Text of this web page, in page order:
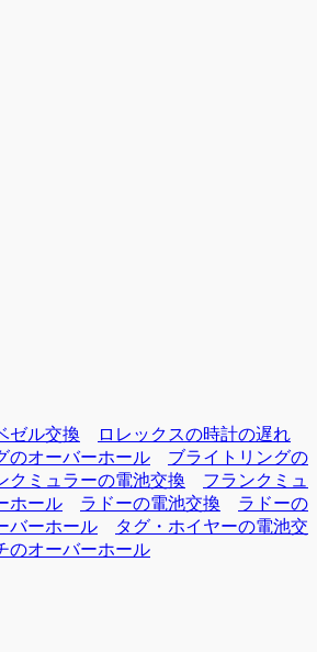
ゼル交換
ロレックスの時計の遅れ
のオーバーホール
ブライトリングの
クミュラーの電池交換
フランクミュ
ホール ラドーの電池交換
ラドーの
バーホール
タグ・ホイヤーの電池交
のオーバーホール